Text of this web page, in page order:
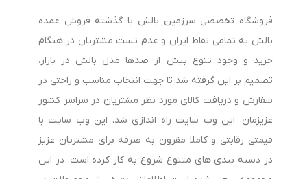
برای انتخاب بهترین بالش طبی باید چند عامل مهم را در نظر
بالش‌های مموری فوم به دلیل قابلیت تطبیق با فرم سر و گردن،
ساخته شده‌اند که دوام و تهویه مناسبی ارائه می‌دهند.
فروشگاه تخصصی سرزمین بالش با گذشته فروش عمده
بالش به تمامی نقاط ایران و عدم تست مشتریان در هنگام
خرید و وجود تنوع بیش از صدها مدل بالش در بازار،
تصمیم بر این گرفته شد تا جهت انتخاب مناسب و راحتی در
سفارش و دریافت کالای مورد نظر مشتریان در سراسر کشور
عزیزمان، این وب سایت راه اندازی شد. این وب سایت با
قیمتی رقابتی و کاملا مقرون به صرفه برای مشتریان عزیز
در دسته بندی های متنوع شروع به کار کرده است. در این